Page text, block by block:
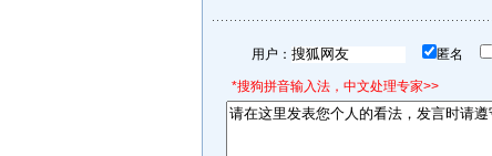
用户： 匿名
*搜狗拼音输入法，中文处理专家>>